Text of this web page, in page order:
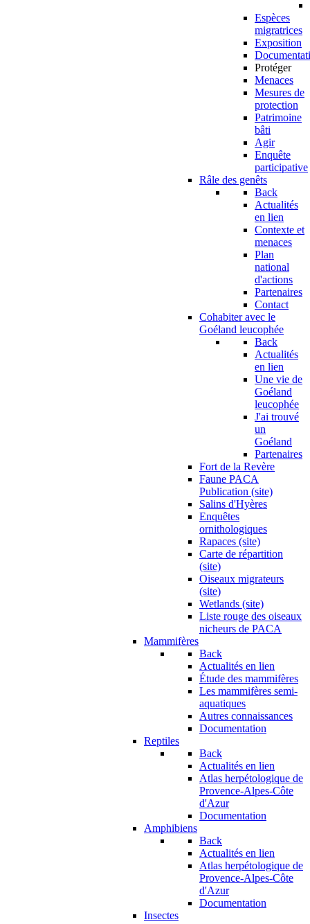
Espèces
migratrices
Exposition
Protéger
Menaces
Mesures de
protection
Patrimoine
bâti
Agir
Enquête
participative
Râle des genêts
Back
Actualités
en lien
Contexte et
menaces
Plan
national
d'actions
Partenaires
Contact
Cohabiter avec le
Goéland leucophée
Back
Actualités
en lien
Une vie de
Goéland
leucophée
J'ai trouvé
un
Goéland
Partenaires
Fort de la Revère
Faune PACA
Publication (site)
Salins d'Hyères
Enquêtes
ornithologiques
Rapaces (site)
Carte de répartition
(site)
Oiseaux migrateurs
(site)
Wetlands (site)
Liste rouge des oiseaux
nicheurs de PACA
Mammifères
Back
Actualités en lien
Étude des mammifères
Les mammifères semi-
aquatiques
Autres connaissances
Documentation
Reptiles
Back
Actualités en lien
Atlas herpétologique de
Provence-Alpes-Côte
d'Azur
Documentation
Amphibiens
Back
Actualités en lien
Atlas herpétologique de
Provence-Alpes-Côte
d'Azur
Documentation
Insectes